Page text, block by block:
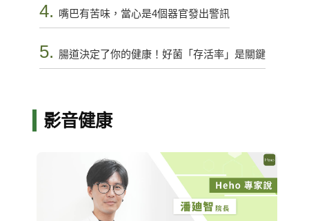
4. 嘴巴有苦味，當心是4個器官發出警訊
5. 腸道決定了你的健康！好菌「存活率」是關鍵
影音健康